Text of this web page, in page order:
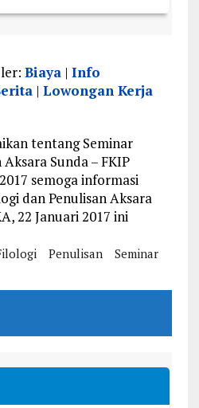
Biaya |Info
|Lowongan Kerja
tentang Seminar
Sunda – FKIP
semoga informasi
dan Penulisan Aksara
22 Januari 2017 ini
Penulisan
Seminar